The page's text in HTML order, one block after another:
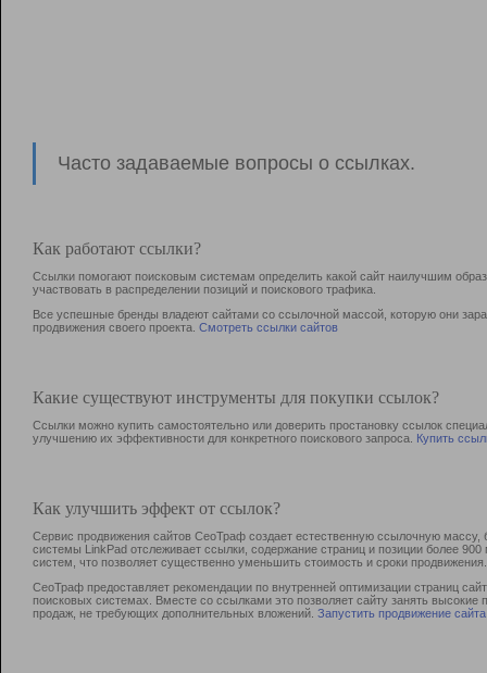
Часто задаваемые вопросы о ссылках.
Как работают ссылки?
Ссылки помогают поисковым системам определить какой сайт наилучшим
участвовать в раcпределении позиций и поискового трафика.
Все успешные бренды владеют сайтами со ссылочной массой, которую они
продвижения своего проекта. Смотреть ссылки сайтов
Какие существуют инструменты для покупки ссылок?
Ссылки можно купить самостоятельно или доверить простановку ссылок
улучшению их эффективности для конкретного поискового запроса. Купить
Как улучшить эффект от ссылок?
Сервис продвижения сайтов СеоТраф создает естественную ссылочную
системы LinkPad отслеживает ссылки, содержание страниц и позиции более
систем, что позволяет существенно уменьшить стоимость и сроки продвижения.
СеоТраф предоставляет рекомендации по внутренней оптимизации страниц
поисковых системах. Вместе со ссылками это позволяет сайту занять
продаж, не требующих дополнительных вложений. Запустить продвижение сайта